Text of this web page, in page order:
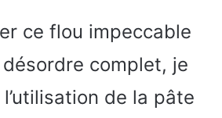
ce flou impeccable
complet, je
de la pâte